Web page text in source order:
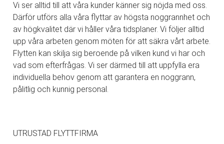
Vi ser alltid till att våra kunder känner sig nöjda med oss.
Därför utförs alla våra flyttar av högsta noggrannhet och
av högkvalitet där vi håller våra tidsplaner. Vi följer alltid
upp våra arbeten genom möten för att säkra vårt arbete.
Flytten kan skilja sig beroende på vilken kund vi har och
vad som efterfrågas. Vi ser därmed till att uppfylla era
individuella behov genom att garantera en noggrann,
pålitlig och kunnig personal.
UTRUSTAD FLYTTFIRMA